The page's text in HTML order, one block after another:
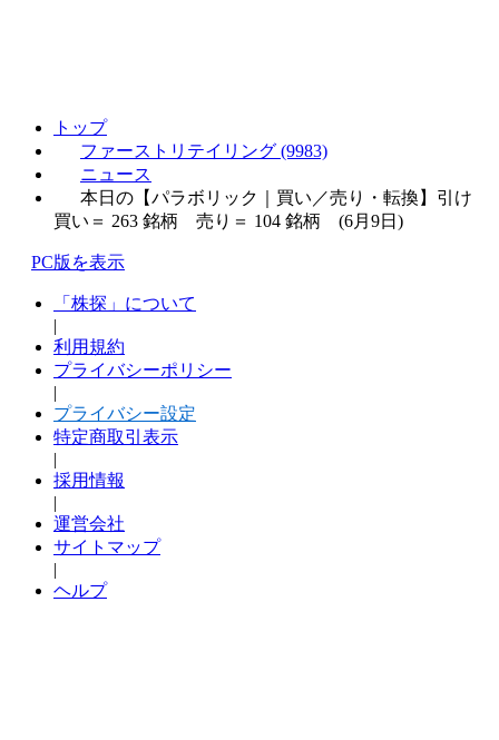
トップ
ファーストリテイリング (9983)
ニュース
本日の【パラボリック｜買い／売り・転換】引け
買い＝ 263 銘柄 売り＝ 104 銘柄 (6月9日)
PC版を表示
「株探」について
|
利用規約
プライバシーポリシー
|
プライバシー設定
特定商取引表示
|
採用情報
|
運営会社
サイトマップ
|
ヘルプ